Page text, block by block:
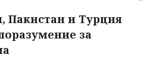
Пакистан и Турция
за